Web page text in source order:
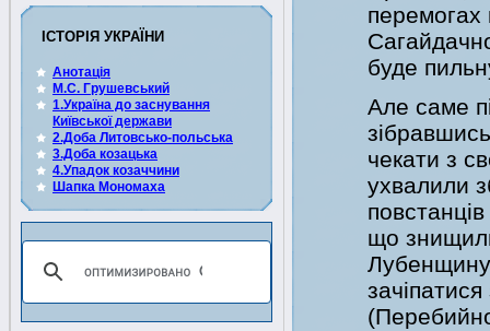
ІСТОРІЯ УКРАЇНИ
Анотація
М.С. Грушевський
1.Україна до заснування
Київської держави
2.Доба Литовсько-польська
3.Доба козацька
4.Упадок козаччини
Шапка Мономаха
перемогах
буде
Але саме
чекати з
ухвалили
що